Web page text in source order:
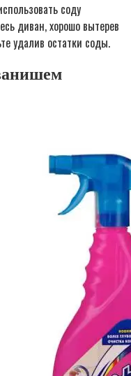
соду
диван, хорошо вытерев
удалив остатки соды.